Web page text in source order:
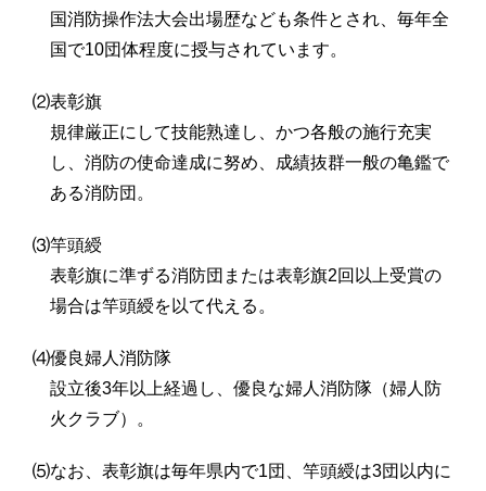
国消防操作法大会出場歴なども条件とされ、毎年全
国で10団体程度に授与されています。
⑵表彰旗
規律厳正にして技能熟達し、かつ各般の施行充実
し、消防の使命達成に努め、成績抜群一般の亀鑑で
ある消防団。
⑶竿頭綬
表彰旗に準ずる消防団または表彰旗2回以上受賞の
場合は竿頭綬を以て代える。
⑷優良婦人消防隊
設立後3年以上経過し、優良な婦人消防隊（婦人防
火クラブ）。
⑸なお、表彰旗は毎年県内で1団、竿頭綬は3団以内に